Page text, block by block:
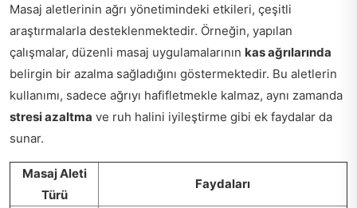
Masaj aletlerinin ağrı yönetimindeki etkileri, çeşitli
araştırmalarla desteklenmektedir. Örneğin, yapılan
çalışmalar, düzenli masaj uygulamalarının kas ağrılarında
belirgin bir azalma sağladığını göstermektedir. Bu aletlerin
kullanımı, sadece ağrıyı hafifletmekle kalmaz, aynı zamanda
stresi azaltma ve ruh halini iyileştirme gibi ek faydalar da
sunar.
Masaj Aleti
Türü
Faydaları